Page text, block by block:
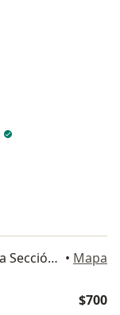
Mariano Otero 830, Las Aguilas 1ra Sección, San Luis Potosi • Mapa
$700